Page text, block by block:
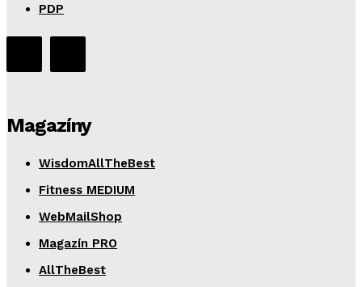
PDP
Magazíny
WisdomAllTheBest
Fitness MEDIUM
WebMailShop
Magazín PRO
AllTheBest